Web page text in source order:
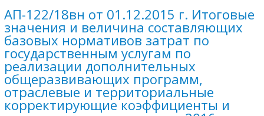
АП-122/18вн от 01.12.2015 г. Итоговые
значения и величина составляющих
базовых нормативов затрат по
государственным услугам по
реализации дополнительных
общеразвивающих программ,
отраслевые и территориальные
корректирующие коэффициенты и